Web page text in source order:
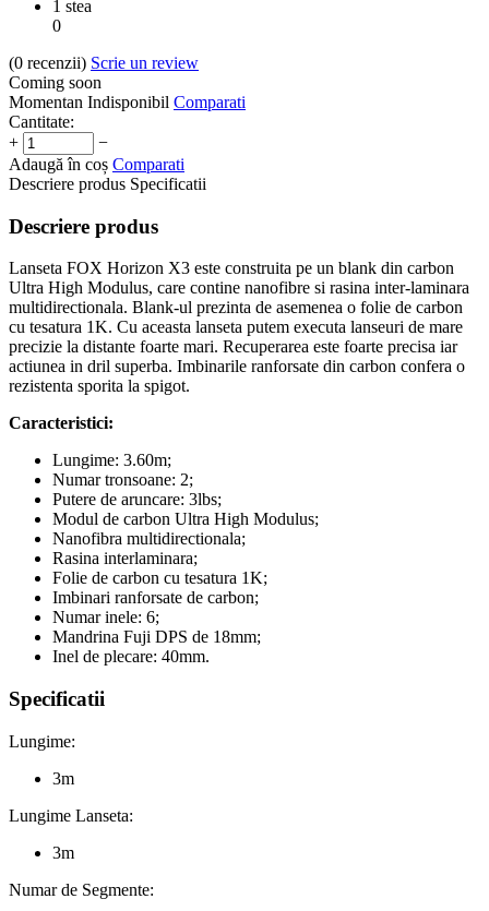
1 stea
0
(0 recenzii) Scrie un review
Coming soon
Momentan Indisponibil Comparati
Cantitate:
+
−
Adaugă în coș Comparati
Descriere produs Specificatii
Descriere produs
Lanseta FOX Horizon X3 este construita pe un blank din carbon
Ultra High Modulus, care contine nanofibre si rasina inter-laminara
multidirectionala. Blank-ul prezinta de asemenea o folie de carbon
cu tesatura 1K. Cu aceasta lanseta putem executa lanseuri de mare
precizie la distante foarte mari. Recuperarea este foarte precisa iar
actiunea in dril superba. Imbinarile ranforsate din carbon confera o
rezistenta sporita la spigot.
Caracteristici:
Lungime: 3.60m;
Numar tronsoane: 2;
Putere de aruncare: 3lbs;
Modul de carbon Ultra High Modulus;
Nanofibra multidirectionala;
Rasina interlaminara;
Folie de carbon cu tesatura 1K;
Imbinari ranforsate de carbon;
Numar inele: 6;
Mandrina Fuji DPS de 18mm;
Inel de plecare: 40mm.
Specificatii
Lungime:
3m
Lungime Lanseta:
3m
Numar de Segmente: